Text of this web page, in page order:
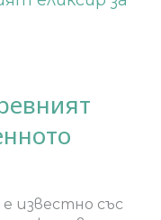
известно със